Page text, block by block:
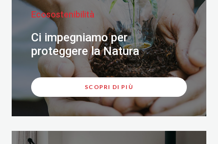
Ecosostenibilità
Ci impegniamo per
proteggere la Natura
SCOPRI DI PIÙ